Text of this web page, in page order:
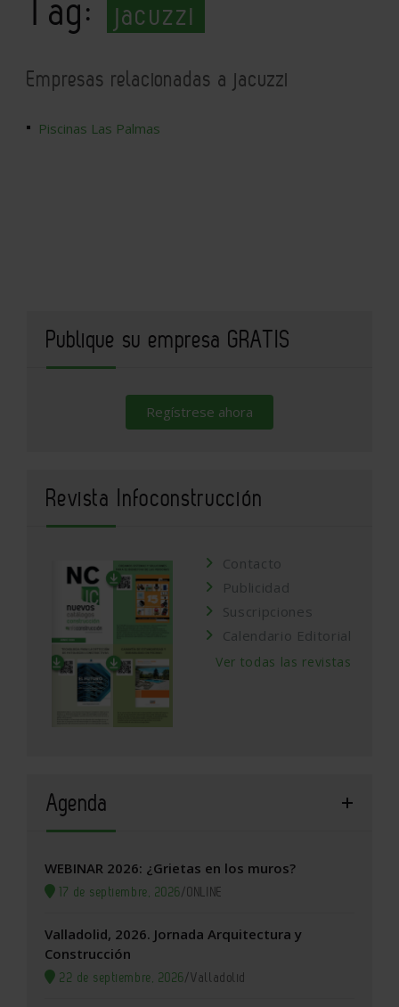
Tag: jacuzzi
Empresas relacionadas a jacuzzi
Piscinas Las Palmas
Publique su empresa GRATIS
Regístrese ahora
Revista Infoconstrucción
Contacto
Publicidad
Suscripciones
Calendario Editorial
Ver todas las revistas
Agenda
WEBINAR 2026: ¿Grietas en los muros?
17 de septiembre, 2026/ONLINE
Valladolid, 2026. Jornada Arquitectura y
Construcción
22 de septiembre, 2026/Valladolid